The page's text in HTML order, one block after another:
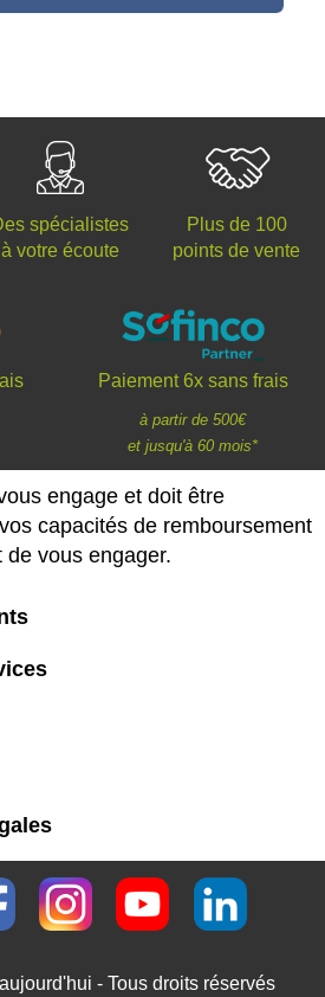
spécialistes
à votre écoute
Plus de 100
points de vente
Paiement 6x sans frais
à partir de 500€
et jusqu'à 60 mois*
engage et doit être
capacités de remboursement
de vous engager.
- Tous droits réservés